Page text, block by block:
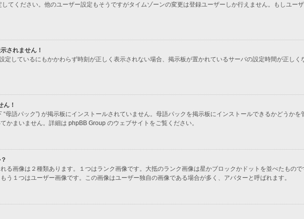
てください。他のユーザー設定もそうですがタイムゾーンの変更は登録ユーザーしか行えません。もしユー
されません！
定しているにもかかわらず時刻が正しく表示されない場合、掲示板が置かれているサーバの設定時間が正し
ん！
母語パック”) が掲示板にインストールされていません。母語パックを掲示板にインストールできるかどうか
かまいません。詳細は phpBB Groupのウェブサイトをご覧ください。
る画像は２種類あります。１つはランク画像です。大抵のランク画像は星かブロックかドットを並べたもの
う１つはユーザー画像です。この画像はユーザー独自の画像である場合が多く、アバターと呼ばれます。